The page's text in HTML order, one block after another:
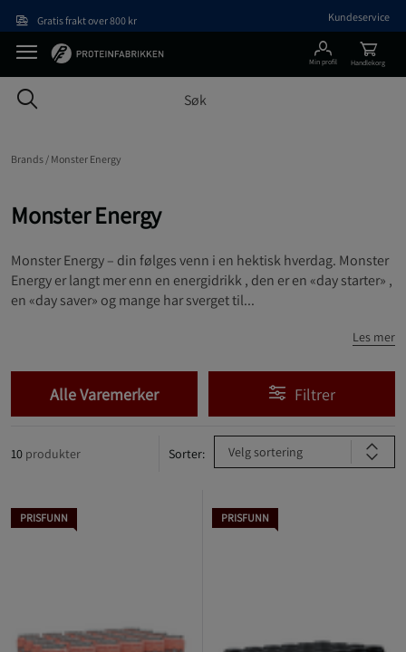
Gratis frakt over 800 kr Kundeservice
Min profil Handlekorg
Brands / Monster Energy
Monster Energy
Monster Energy – din følges venn i en hektisk hverdag. Monster
Energy er langt mer enn en energidrikk , den er en «day starter» ,
en «day saver» og mange har sverget til...
Les mer
Alle Varemerker Filtrer
10 produkter Sorter: Velg sortering
PRISFUNN PRISFUNN